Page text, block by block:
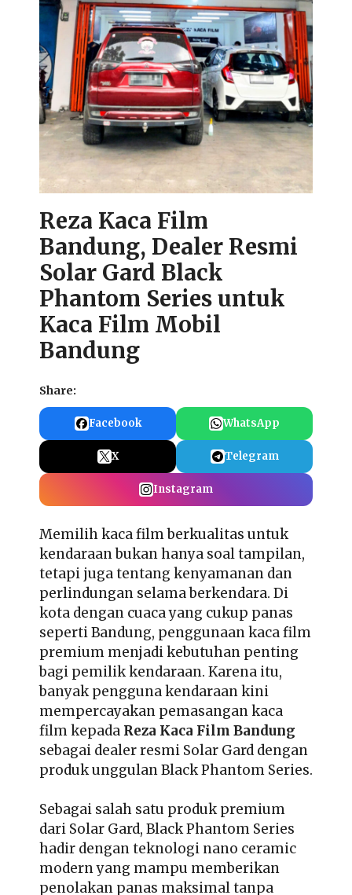
Reza Kaca Film
Bandung, Dealer Resmi
Solar Gard Black
Phantom Series untuk
Kaca Film Mobil
Bandung
Share:
Facebook WhatsApp
X Telegram
Instagram
Memilih kaca film berkualitas untuk
kendaraan bukan hanya soal tampilan,
tetapi juga tentang kenyamanan dan
perlindungan selama berkendara. Di
kota dengan cuaca yang cukup panas
seperti Bandung, penggunaan kaca film
premium menjadi kebutuhan penting
bagi pemilik kendaraan. Karena itu,
banyak pengguna kendaraan kini
mempercayakan pemasangan kaca
film kepada Reza Kaca Film Bandung
sebagai dealer resmi Solar Gard dengan
produk unggulan Black Phantom Series.
Sebagai salah satu produk premium
dari Solar Gard, Black Phantom Series
hadir dengan teknologi nano ceramic
modern yang mampu memberikan
penolakan panas maksimal tanpa